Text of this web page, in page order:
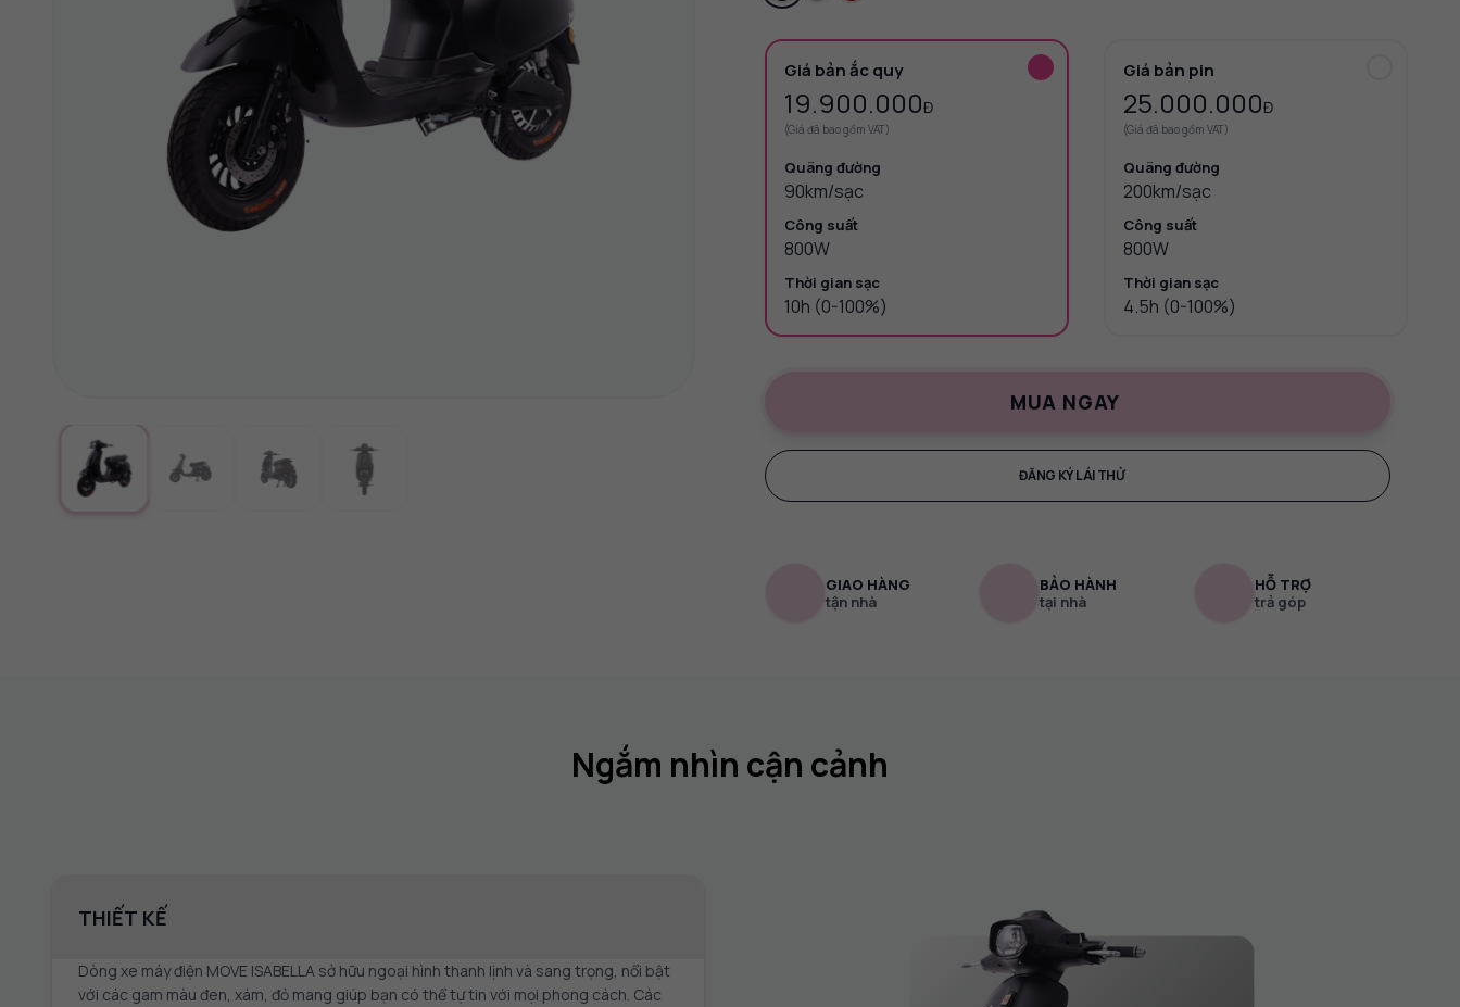
Giá bản ắc quy
19.900.000Đ
(Giá đã bao gồm VAT)
Quãng đường
90km/sạc
Công suất
800W
Thời gian sạc
10h (0-100%)
Giá bản pin
25.000.000Đ
(Giá đã bao gồm VAT)
Quãng đường
200km/sạc
Công suất
800W
Thời gian sạc
4.5h (0-100%)
MUA NGAY
ĐĂNG KÝ LÁI THỬ
GIAO HÀNG
tận nhà
BẢO HÀNH
tại nhà
HỖ TRỢ
trả góp
Ngắm nhìn cận cảnh
THIẾT KẾ
Dòng xe máy điện MOVE ISABELLA sở hữu ngoại hình thanh lịnh và sang trọng, nổi bật
với các gam màu đen, xám, đỏ mang giúp bạn có thể tự tin với mọi phong cách. Các